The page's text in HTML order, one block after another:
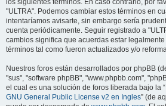
los siguientes términos. En caso contrario, por
"ULTRA". Podemos cambiar estos términos en
intentaríamos avisarte, sin embargo sería
cuenta periódicamente. Seguir registrado a
cambios significa que acuerdas estar
términos tal como fueron actualizados y/o
Nuestros foros están desarrollados por phpBB
"sus", "software phpBB", "www.phpbb.com",
el cual es una solución de foros liberada bajo la “
GNU General Public License v2 en Ingles” (de